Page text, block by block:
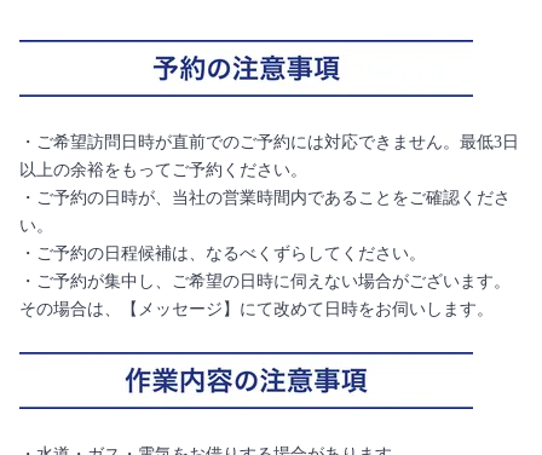
・ご希望訪問日時が直前でのご予約には対応できません。最低3日
以上の余裕をもってご予約ください。
・ご予約の日時が、当社の営業時間内であることをご確認くださ
い。
・ご予約の日程候補は、なるべくずらしてください。
・ご予約が集中し、ご希望の日時に伺えない場合がございます。
その場合は、【メッセージ】にて改めて日時をお伺いします。